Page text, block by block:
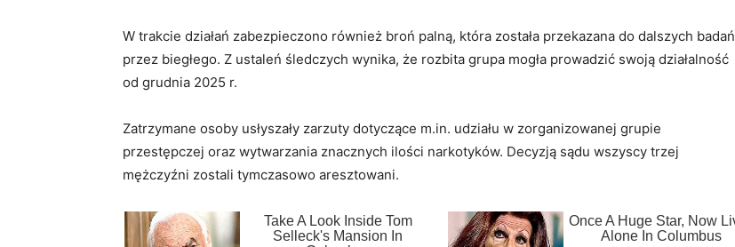
W trakcie działań zabezpieczono również broń palną, która została przekazana do dalszych badań
przez biegłego. Z ustaleń śledczych wynika, że rozbita grupa mogła prowadzić swoją działalność
od grudnia 2025 r.
Zatrzymane osoby usłyszały zarzuty dotyczące m.in. udziału w zorganizowanej grupie
przestępczej oraz wytwarzania znacznych ilości narkotyków. Decyzją sądu wszyscy trzej
mężczyźni zostali tymczasowo aresztowani.